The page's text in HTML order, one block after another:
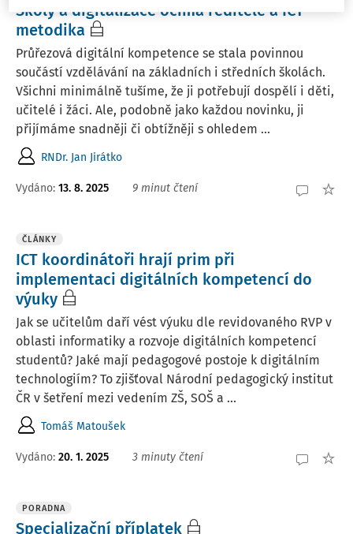
Školy a digitalizace očima ředitele a ICT
metodika
Průřezová digitální kompetence se stala povinnou
součástí vzdělávání na základních i středních školách.
Všichni minimálně tušíme, že ji potřebují dospělí i děti,
učitelé i žáci. Ale, podobně jako každou novinku, ji
přijímáme snadněji či obtížněji s ohledem ...
RNDr. Jan Jirátko
Vydáno: 13. 8. 2025 9 minut čtení
ČLÁNKY
ICT koordinátoři hrají prim při
implementaci digitálních kompetencí do
výuky
Jak se učitelům daří vést výuku dle revidovaného RVP v
oblasti informatiky a rozvoje digitálních kompetencí
studentů? Jaké mají pedagogové postoje k digitálním
technologiím? To zjišťoval Národní pedagogický institut
ČR v šetření mezi vedením ZŠ, SOŠ a ...
Tomáš Matoušek
Vydáno: 20. 1. 2025 3 minuty čtení
PORADNA
Specializační příplatek